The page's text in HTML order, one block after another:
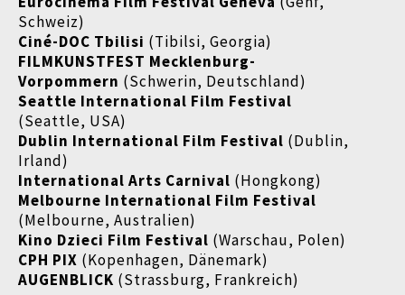
Schweiz)
Ciné-DOC Tbilisi (Tibilsi, Georgia)
FILMKUNSTFEST Mecklenburg-
Vorpommern (Schwerin, Deutschland)
Seattle International Film Festival
(Seattle, USA)
Dublin International Film Festival (Dublin,
Irland)
International Arts Carnival (Hongkong)
Melbourne International Film Festival
(Melbourne, Australien)
Kino Dzieci Film Festival (Warschau, Polen)
CPH PIX (Kopenhagen, Dänemark)
AUGENBLICK (Strassburg, Frankreich)